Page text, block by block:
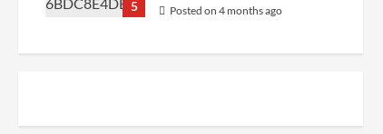
5 Posted on 4 months ago